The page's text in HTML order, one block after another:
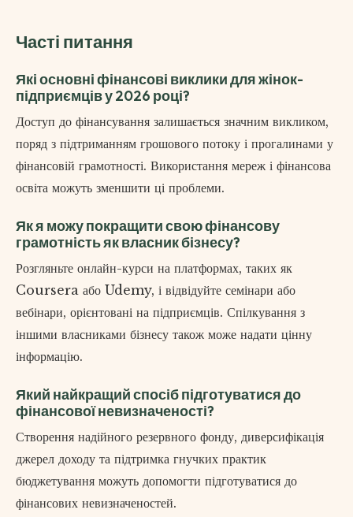
Часті питання
Які основні фінансові виклики для жінок-
підприємців у 2026 році?
Доступ до фінансування залишається значним викликом,
поряд з підтриманням грошового потоку і прогалинами у
фінансовій грамотності. Використання мереж і фінансова
освіта можуть зменшити ці проблеми.
Як я можу покращити свою фінансову
грамотність як власник бізнесу?
Розгляньте онлайн-курси на платформах, таких як
Coursera або Udemy, і відвідуйте семінари або
вебінари, орієнтовані на підприємців. Спілкування з
іншими власниками бізнесу також може надати цінну
інформацію.
Який найкращий спосіб підготуватися до
фінансової невизначеності?
Створення надійного резервного фонду, диверсифікація
джерел доходу та підтримка гнучких практик
бюджетування можуть допомогти підготуватися до
фінансових невизначеностей.